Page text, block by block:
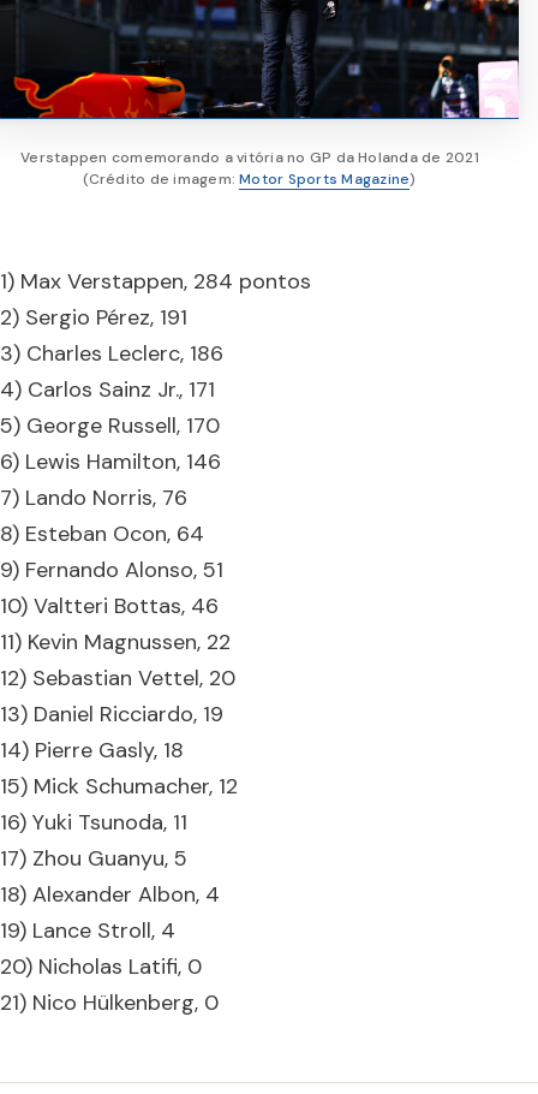
Verstappen comemorando a vitória no GP da Holanda de 2021
(Crédito de imagem:Motor Sports Magazine)
1) Max Verstappen, 284 pontos
2) Sergio Pérez, 191
3) Charles Leclerc, 186
4) Carlos Sainz Jr., 171
5) George Russell, 170
6) Lewis Hamilton, 146
7) Lando Norris, 76
8) Esteban Ocon, 64
9) Fernando Alonso, 51
10) Valtteri Bottas, 46
11) Kevin Magnussen, 22
12) Sebastian Vettel, 20
13) Daniel Ricciardo, 19
14) Pierre Gasly, 18
15) Mick Schumacher, 12
16) Yuki Tsunoda, 11
17) Zhou Guanyu, 5
18) Alexander Albon, 4
19) Lance Stroll, 4
20) Nicholas Latifi, 0
21) Nico Hülkenberg, 0